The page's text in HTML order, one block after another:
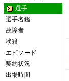
選手
選手名鑑
故障者
移籍
エピソード
契約状況
出場時間